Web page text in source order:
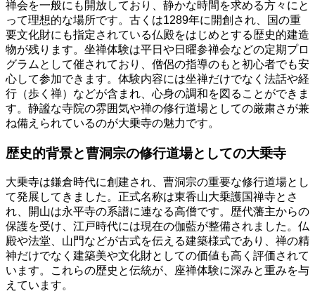
禅会を一般にも開放しており、静かな時間を求める方々にと
って理想的な場所です。古くは1289年に開創され、国の重
要文化財にも指定されている仏殿をはじめとする歴史的建造
物が残ります。坐禅体験は平日や日曜参禅会などの定期プロ
グラムとして催されており、僧侶の指導のもと初心者でも安
心して参加できます。体験内容には坐禅だけでなく法話や経
行（歩く禅）などが含まれ、心身の調和を図ることができま
す。静謐な寺院の雰囲気や禅の修行道場としての厳粛さが兼
ね備えられているのが大乗寺の魅力です。
歴史的背景と曹洞宗の修行道場としての大乗寺
大乗寺は鎌倉時代に創建され、曹洞宗の重要な修行道場とし
て発展してきました。正式名称は東香山大乗護国禅寺とさ
れ、開山は永平寺の系譜に連なる高僧です。歴代藩主からの
保護を受け、江戸時代には現在の伽藍が整備されました。仏
殿や法堂、山門などが古式を伝える建築様式であり、禅の精
神だけでなく建築美や文化財としての価値も高く評価されて
います。これらの歴史と伝統が、座禅体験に深みと重みを与
えています。